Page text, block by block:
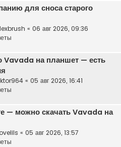
для сноса старого
« 06 авг 2026, 09:36
Vavada на планшет — есть
« 05 авг 2026, 16:41
— можно скачать Vavada на
« 05 авг 2026, 13:57